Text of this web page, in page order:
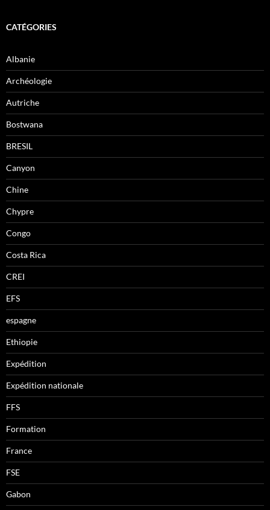
CATÉGORIES
Albanie
Archéologie
Autriche
Bostwana
BRESIL
Canyon
Chine
Chypre
Congo
Costa Rica
CREI
EFS
espagne
Ethiopie
Expédition
Expédition nationale
FFS
Formation
France
FSE
Gabon